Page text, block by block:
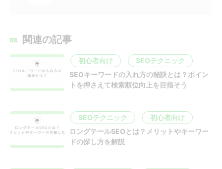
関連の記事
初心者向け
SEOテクニック
SEOキーワードの入れ方の秘訣とは？ポイン
トを押さえて検索順位向上を目指そう
SEOテクニック
初心者向け
ロングテールSEOとは？メリットやキーワー
ドの探し方を解説